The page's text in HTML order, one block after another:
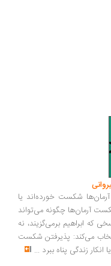
شکست خورده‌اند یا
آرمان‌ها چگونه می‌تواند
که ابراهیم برمی‌گزیند، نه
می‌کند: پذیرفتن شکست
زندگی پناه ببرد ...